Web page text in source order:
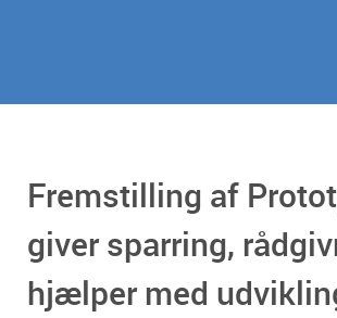
Fremstilling af
giver sparring,
hjælper med